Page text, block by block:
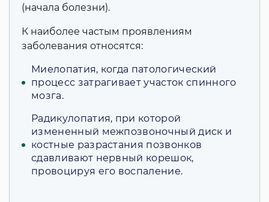
(начала болезни).
К наиболее частым проявлениям
заболевания относятся:
Миелопатия, когда патологический
процесс затрагивает участок спинного
мозга.
Радикулопатия, при которой
измененный межпозвоночный диск и
костные разрастания позвонков
сдавливают нервный корешок,
провоцируя его воспаление.